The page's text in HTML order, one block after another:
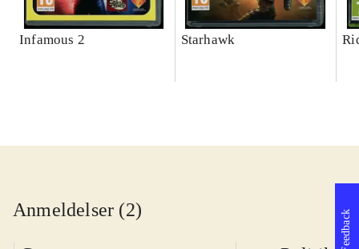
Infamous 2 Starhawk
Anmeldelser (2) Feedback